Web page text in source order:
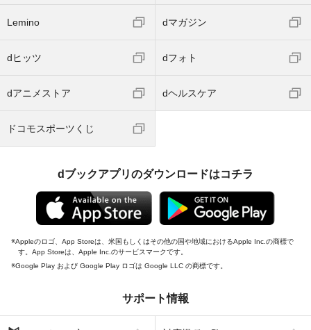
Lemino dマガジン
dヒッツ dフォト
dアニメストア dヘルスケア
ドコモスポーツくじ
dブックアプリのダウンロードはコチラ
Appleのロゴ、App Storeは、米国もしくはその他の国や地域におけるApple Inc.の商標で
す。App Storeは、Apple Inc.のサービスマークです。
Google Play および Google Play ロゴは Google LLC の商標です。
サポート情報